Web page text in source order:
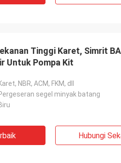
Tinggi Karet, Simrit
Untuk Pompa Kit
NBR, ACM, FKM, dll
segel minyak batang
Hubungi